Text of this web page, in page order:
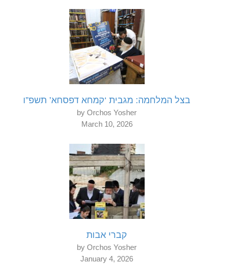
בצל המלחמה: מגבית ‘קמחא דפסחא’ תשפ”ו
by Orchos Yosher
March 10, 2026
קברי אבות
by Orchos Yosher
January 4, 2026